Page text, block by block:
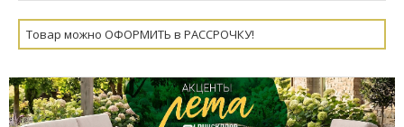
Товар можно ОФОРМИТЬ в РАССРОЧКУ!